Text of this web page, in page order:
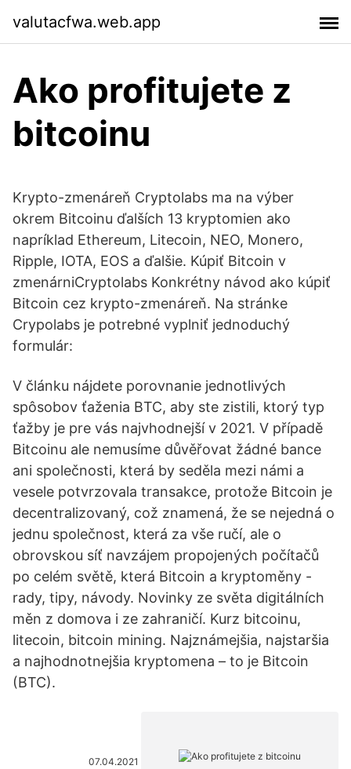
valutacfwa.web.app
Ako profitujete z
bitcoinu
Krypto-zmenáreň Cryptolabs ma na výber
okrem Bitcoinu ďalších 13 kryptomien ako
napríklad Ethereum, Litecoin, NEO, Monero,
Ripple, IOTA, EOS a ďalšie. Kúpiť Bitcoin v
zmenárniCryptolabs Konkrétny návod ako kúpiť
Bitcoin cez krypto-zmenáreň. Na stránke
Crypolabs je potrebné vyplniť jednoduchý
formulár:
V článku nájdete porovnanie jednotlivých
spôsobov ťaženia BTC, aby ste zistili, ktorý typ
ťažby je pre vás najvhodnejší v 2021. V případě
Bitcoinu ale nemusíme důvěřovat žádné bance
ani společnosti, která by seděla mezi námi a
vesele potvrzovala transakce, protože Bitcoin je
decentralizovaný, což znamená, že se nejedná o
jednu společnost, která za vše ručí, ale o
obrovskou síť navzájem propojených počítačů
po celém světě, která Bitcoin a kryptoměny -
rady, tipy, návody. Novinky ze světa digitálních
měn z domova i ze zahraničí. Kurz bitcoinu,
litecoin, bitcoin mining. Najznámejšia, najstaršia
a najhodnotnejšia kryptomena – to je Bitcoin
(BTC).
07.04.2021